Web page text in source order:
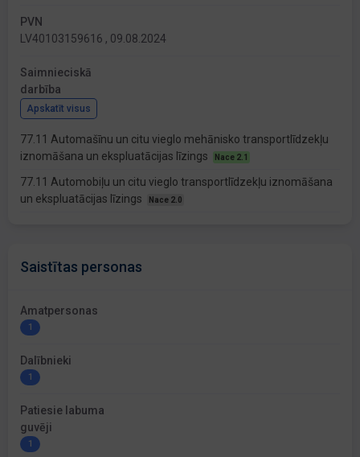
PVN
LV40103159616 , 09.08.2024
Saimnieciskā
darbība
Apskatīt visus
77.11 Automašīnu un citu vieglo mehānisko transportlīdzekļu
iznomāšana un ekspluatācijas līzings
Nace 2.1
77.11 Automobiļu un citu vieglo transportlīdzekļu iznomāšana
un ekspluatācijas līzings
Nace 2.0
Saistītas personas
Amatpersonas
1
Dalībnieki
1
Patiesie labuma
guvēji
1